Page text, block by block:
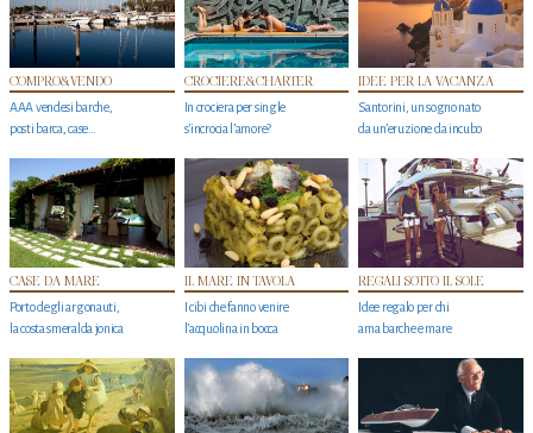
COMPRO&VENDO
AAA vendesi barche,
posti barca, case…
CROCIERE&CHARTER
In crociera per single
s'incrocia l’amore?
IDEE PER LA VACANZA
Santorini, un sogno nato
da un’eruzione da incubo
CASE DA MARE
Porto degli argonauti,
la costa smeralda jonica
IL MARE IN TAVOLA
I cibi che fanno venire
l’acquolina in bocca
REGALI SOTTO IL SOLE
Idee regalo per chi
ama barche e mare